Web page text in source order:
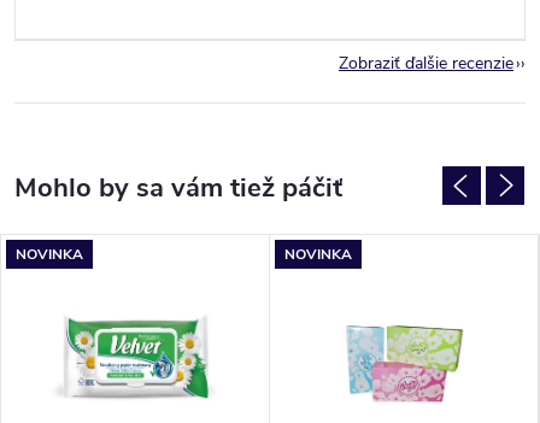
NOVINKA NOVINKA
Zobraziť ďalšie recenzie